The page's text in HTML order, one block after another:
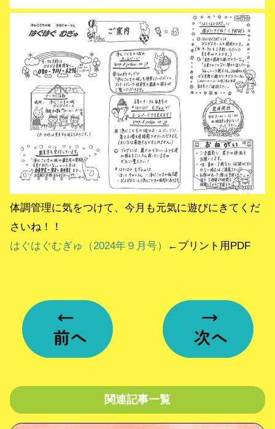
体調管理に気をつけて、今月も元気に遊びにきてくだ
さいね！！
はぐはぐむぎゅ（2024年９月号）
←プリント用PDF
関連記事一覧